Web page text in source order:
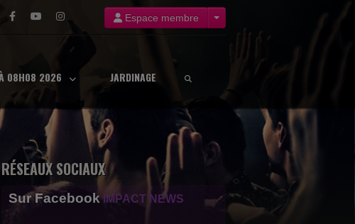
Espace membre
08H08 2026 JARDINAGE
RÉSEAUX SOCIAUX
Sur Facebook IMPACT NEWS